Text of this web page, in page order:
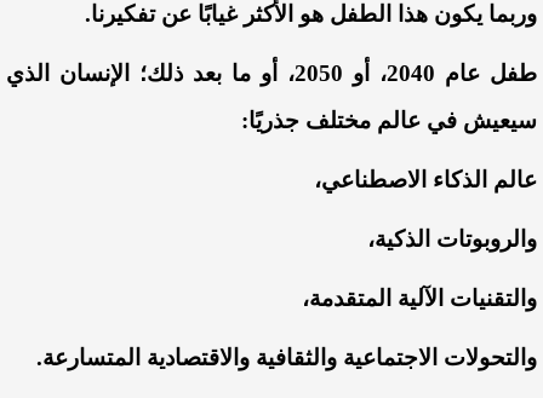
وربما يكون هذا الطفل هو الأكثر غيابًا عن تفكيرنا.
طفل عام 2040، أو 2050، أو ما بعد ذلك؛ الإنسان الذي
سيعيش في عالم مختلف جذريًا:
عالم الذكاء الاصطناعي،
والروبوتات الذكية،
والتقنيات الآلية المتقدمة،
والتحولات الاجتماعية والثقافية والاقتصادية المتسارعة.